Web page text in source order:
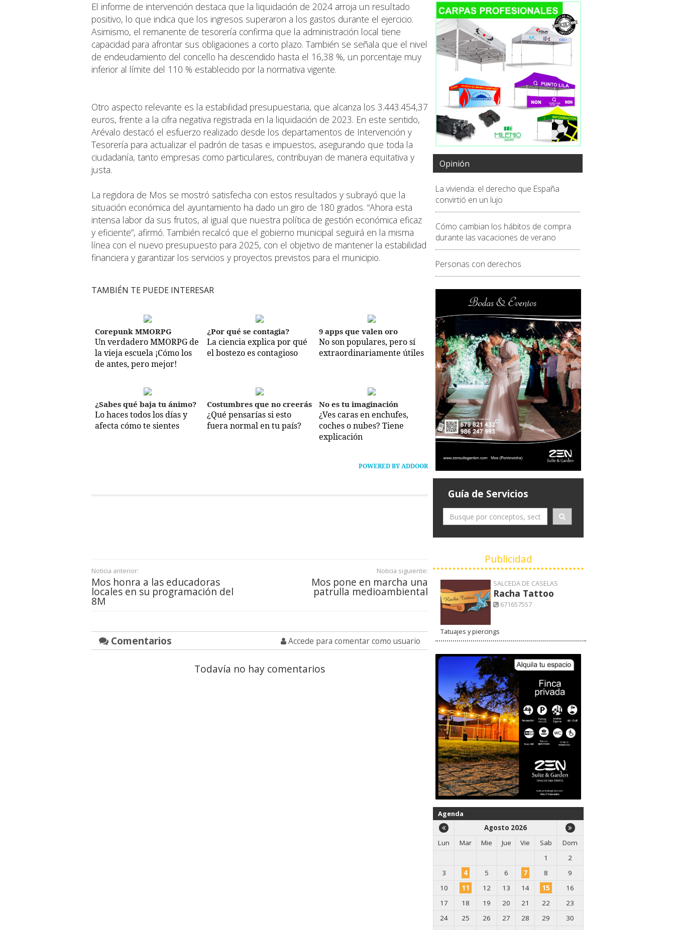
El informe de intervención destaca que la liquidación de 2024 arroja un resultado
positivo, lo que indica que los ingresos superaron a los gastos durante el ejercicio.
Asimismo, el remanente de tesorería confirma que la administración local tiene
capacidad para afrontar sus obligaciones a corto plazo. También se señala que el nivel
de endeudamiento del concello ha descendido hasta el 16,38 %, un porcentaje muy
inferior al límite del 110 % establecido por la normativa vigente.
Otro aspecto relevante es la estabilidad presupuestaria, que alcanza los 3.443.454,37
euros, frente a la cifra negativa registrada en la liquidación de 2023. En este sentido,
Arévalo destacó el esfuerzo realizado desde los departamentos de Intervención y
Tesorería para actualizar el padrón de tasas e impuestos, asegurando que toda la
ciudadanía, tanto empresas como particulares, contribuyan de manera equitativa y
justa.
La regidora de Mos se mostró satisfecha con estos resultados y subrayó que la
situación económica del ayuntamiento ha dado un giro de 180 grados. “Ahora esta
intensa labor da sus frutos, al igual que nuestra política de gestión económica eficaz
y eficiente”, afirmó. También recalcó que el gobierno municipal seguirá en la misma
línea con el nuevo presupuesto para 2025, con el objetivo de mantener la estabilidad
financiera y garantizar los servicios y proyectos previstos para el municipio.
TAMBIÉN TE PUEDE INTERESAR
Corepunk MMORPG
Un verdadero MMORPG de
la vieja escuela ¡Cómo los
de antes, pero mejor!
¿Por qué se contagia?
La ciencia explica por qué
el bostezo es contagioso
9 apps que valen oro
No son populares, pero sí
extraordinariamente útiles
¿Sabes qué baja tu ánimo?
Lo haces todos los días y
afecta cómo te sientes
Costumbres que no creerás
¿Qué pensarías si esto
fuera normal en tu país?
No es tu imaginación
¿Ves caras en enchufes,
coches o nubes? Tiene
explicación
POWERED BY ADDOOR
Noticia anterior:
Mos honra a las educadoras
locales en su programación del
8M
Noticia siguiente:
Mos pone en marcha una
patrulla medioambiental
Comentarios Accede para comentar como usuario
Todavía no hay comentarios
Opinión
La vivienda: el derecho que España
convirtió en un lujo
Cómo cambian los hábitos de compra
durante las vacaciones de verano
Personas con derechos
Guía de Servicios
Publicidad
SALCEDA DE CASELAS
Racha Tattoo
671657557
Tatuajes y piercings
Agenda
Agosto 2026
Lun
Mar Mie Jue Vie Sab
Dom
1
2
3
4 5 6 7 8
9
10
11 12 13 14 15
16
17
18 19 20 21 22
23
24
25 26 27 28 29
30